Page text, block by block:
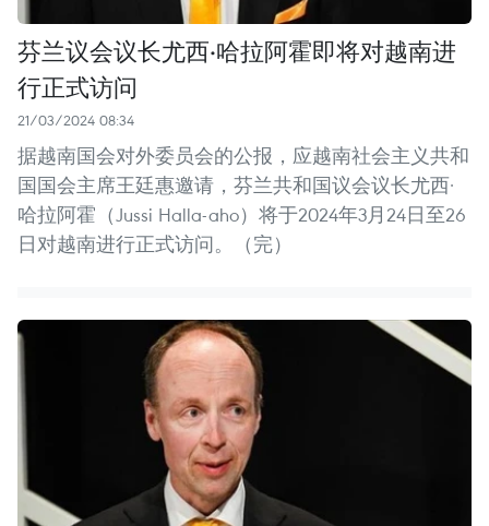
芬兰议会议长尤西·哈拉阿霍即将对越南进
行正式访问
21/03/2024 08:34
据越南国会对外委员会的公报，应越南社会主义共和
国国会主席王廷惠邀请，芬兰共和国议会议长尤西·
哈拉阿霍（Jussi Halla-aho）将于2024年3月24日至26
日对越南进行正式访问。（完）